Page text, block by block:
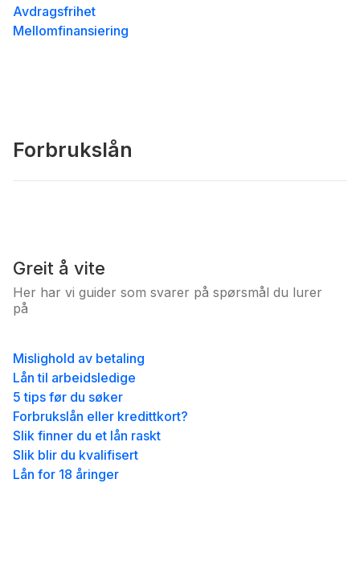
Avdragsfrihet
Mellomfinansiering
Forbrukslån
Greit å vite
Her har vi guider som svarer på spørsmål du lurer
på
Mislighold av betaling
Lån til arbeidsledige
5 tips før du søker
Forbrukslån eller kredittkort?
Slik finner du et lån raskt
Slik blir du kvalifisert
Lån for 18 åringer